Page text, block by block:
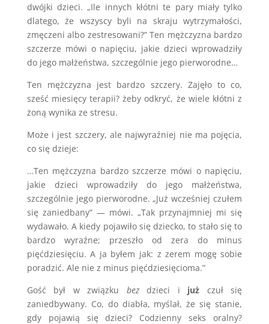
dwójki dzieci. „Ile innych kłótni te pary miały tylko
dlatego, że wszyscy byli na skraju wytrzymałości,
zmęczeni albo zestresowani?” Ten mężczyzna bardzo
szczerze mówi o napięciu, jakie dzieci wprowadziły
do jego małżeństwa, szczególnie jego pierworodne…
Ten mężczyzna jest bardzo szczery. Zajęło to co,
sześć miesięcy terapii? żeby odkryć, że wiele kłótni z
żoną wynika ze stresu.
Może i jest szczery, ale najwyraźniej nie ma pojęcia,
co się dzieje:
…Ten mężczyzna bardzo szczerze mówi o napięciu,
jakie dzieci wprowadziły do jego małżeństwa,
szczególnie jego pierworodne. „Już wcześniej czułem
się zaniedbany” — mówi. „Tak przynajmniej mi się
wydawało. A kiedy pojawiło się dziecko, to stało się to
bardzo wyraźne; przeszło od zera do minus
pięćdziesięciu. A ja byłem jak: z zerem mogę sobie
poradzić. Ale nie z minus pięćdziesięcioma.”
Gość był w związku bezdzieci i już czuł się
zaniedbywany. Co, do diabła, myślał, że się stanie,
gdy pojawią się dzieci? Codzienny seks oralny?